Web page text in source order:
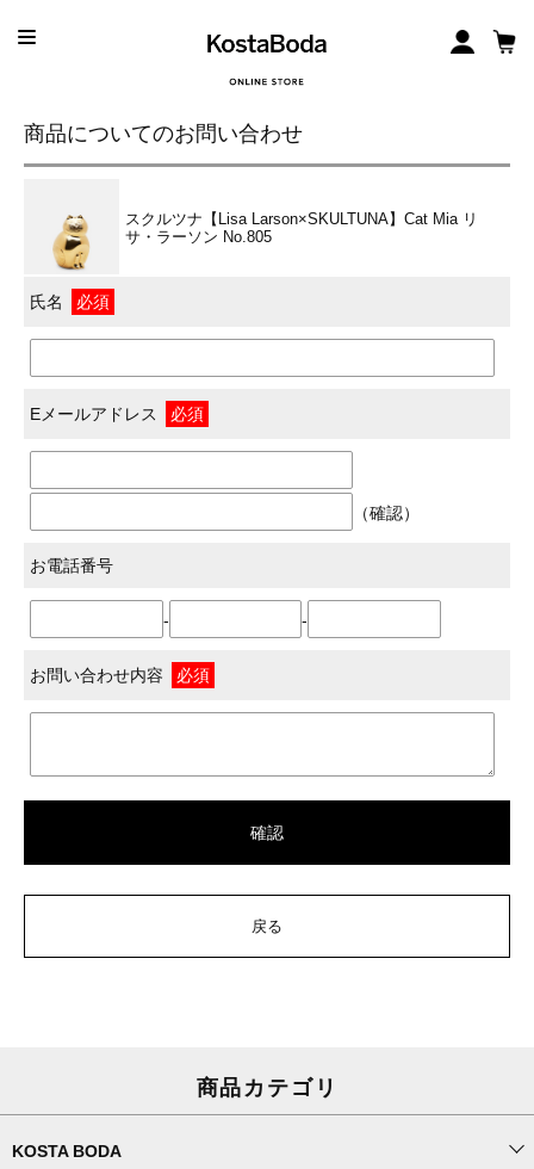
商品についてのお問い合わせ
スクルツナ【Lisa Larson×SKULTUNA】Cat Mia リ
サ・ラーソン No.805
氏名 必須
Eメールアドレス 必須
（確認）
お電話番号
- -
お問い合わせ内容 必須
商品カテゴリ
KOSTA BODA